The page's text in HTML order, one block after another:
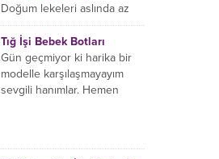
Doğum lekeleri aslında az
rastlanan bir durum değil,
ancak bu minik sevimli kızın
neredeyse yüzünün yarısını
kaplamış durumda.
Avustralya’nın Towradji
Tığ İşi Bebek Botları
Gün geçmiyor ki harika bir
modelle karşılaşmayayım
sevgili hanımlar. Hemen